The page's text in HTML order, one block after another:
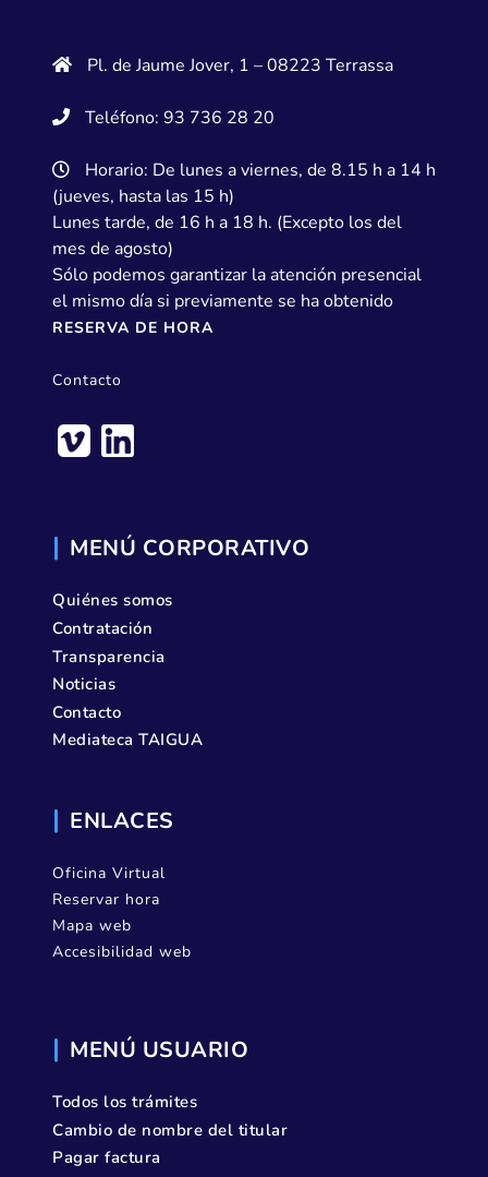
Pl. de Jaume Jover, 1 – 08223 Terrassa
Teléfono: 93 736 28 20
Horario: De lunes a viernes, de 8.15 h a 14 h
(jueves, hasta las 15 h)
Lunes tarde, de 16 h a 18 h. (Excepto los del
mes de agosto)
Sólo podemos garantizar la atención presencial
el mismo día si previamente se ha obtenido
RESERVA DE HORA
Contacto
MENÚ CORPORATIVO
Quiénes somos
Contratación
Transparencia
Noticias
Contacto
Mediateca TAIGUA
ENLACES
Oficina Virtual
Reservar hora
Mapa web
Accesibilidad web
MENÚ USUARIO
Todos los trámites
Cambio de nombre del titular
Pagar factura